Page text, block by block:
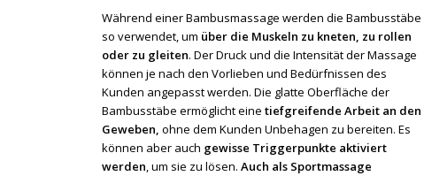
Während einer Bambusmassage werden die Bambusstäbe
so verwendet, um über die Muskeln zu kneten, zu rollen
oder zu gleiten. Der Druck und die Intensität der Massage
können je nach den Vorlieben und Bedürfnissen des
Kunden angepasst werden. Die glatte Oberfläche der
Bambusstäbe ermöglicht eine tiefgreifende Arbeit an den
Geweben, ohne dem Kunden Unbehagen zu bereiten. Es
können aber auch gewisse Triggerpunkte aktiviert
werden, um sie zu lösen. Auch als Sportmassage